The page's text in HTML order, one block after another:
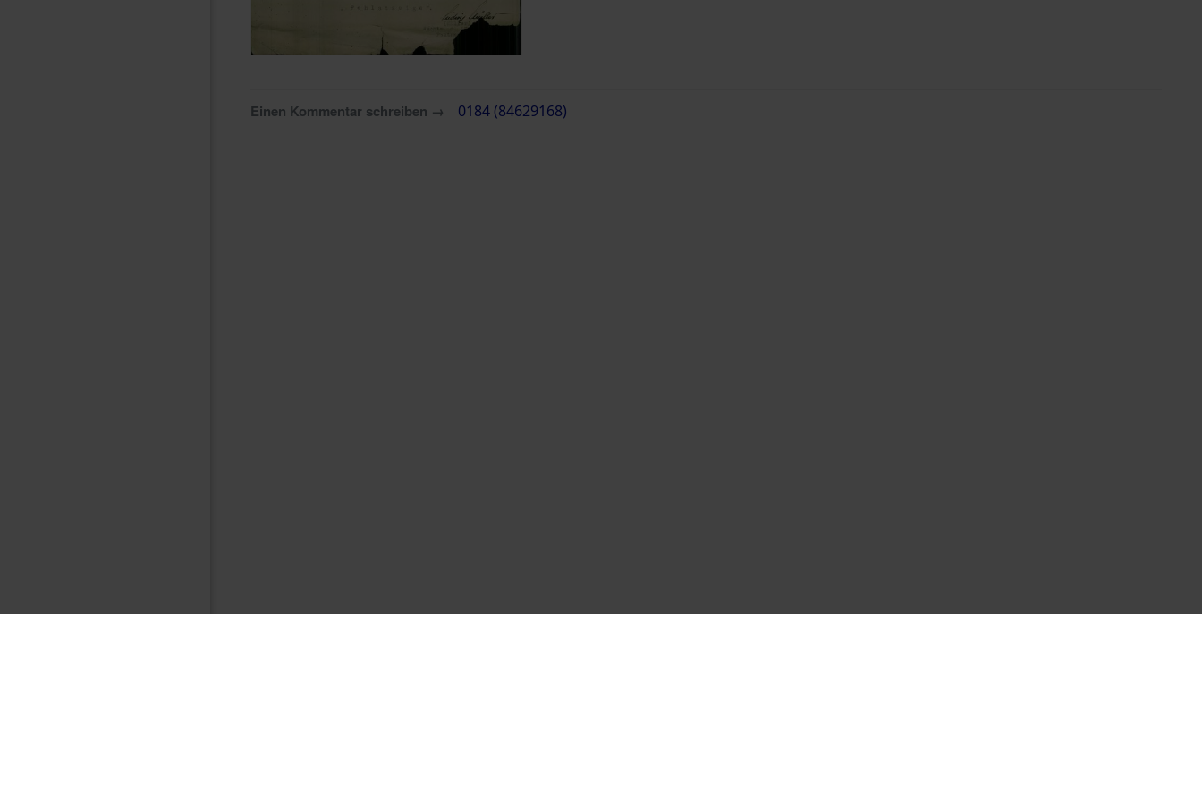
Einen Kommentar schreiben → 0184 (84629168)